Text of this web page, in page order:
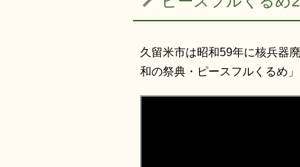
久留米市は昭和59年に核兵器
和の祭典・ピースフルくるめ